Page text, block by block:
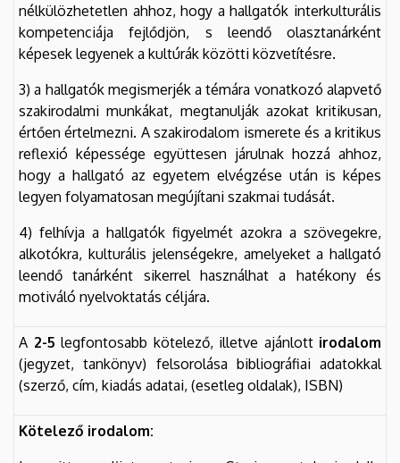
nélkülözhetetlen ahhoz, hogy a hallgatók interkulturális
kompetenciája fejlődjön, s leendő olasztanárként
képesek legyenek a kultúrák közötti közvetítésre.
3) a hallgatók megismerjék a témára vonatkozó alapvető
szakirodalmi munkákat, megtanulják azokat kritikusan,
értően értelmezni. A szakirodalom ismerete és a kritikus
reflexió képessége együttesen járulnak hozzá ahhoz,
hogy a hallgató az egyetem elvégzése után is képes
legyen folyamatosan megújítani szakmai tudását.
4) felhívja a hallgatók figyelmét azokra a szövegekre,
alkotókra, kulturális jelenségekre, amelyeket a hallgató
leendő tanárként sikerrel használhat a hatékony és
motiváló nyelvoktatás céljára.
A 2-5 legfontosabb kötelező, illetve ajánlottirodalom
(jegyzet, tankönyv) felsorolása bibliográfiai adatokkal
(szerző, cím, kiadás adatai, (esetleg oldalak), ISBN)
Kötelező irodalom: